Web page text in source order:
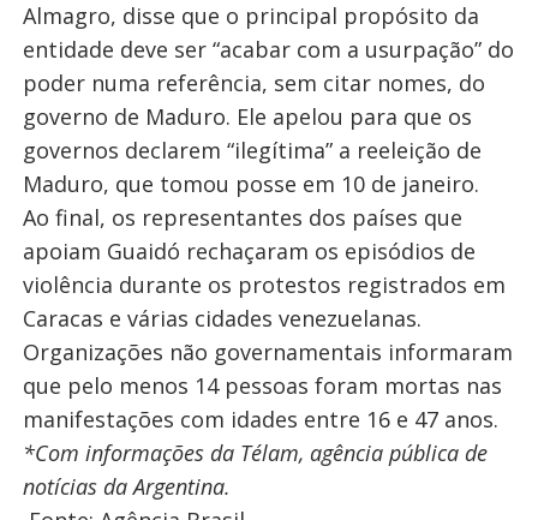
Almagro, disse que o principal propósito da
entidade deve ser “acabar com a usurpação” do
poder numa referência, sem citar nomes, do
governo de Maduro. Ele apelou para que os
governos declarem “ilegítima” a reeleição de
Maduro, que tomou posse em 10 de janeiro.
Ao final, os representantes dos países que
apoiam Guaidó rechaçaram os episódios de
violência durante os protestos registrados em
Caracas e várias cidades venezuelanas.
Organizações não governamentais informaram
que pelo menos 14 pessoas foram mortas nas
manifestações com idades entre 16 e 47 anos.
*Com informações da Télam, agência pública de
notícias da Argentina.